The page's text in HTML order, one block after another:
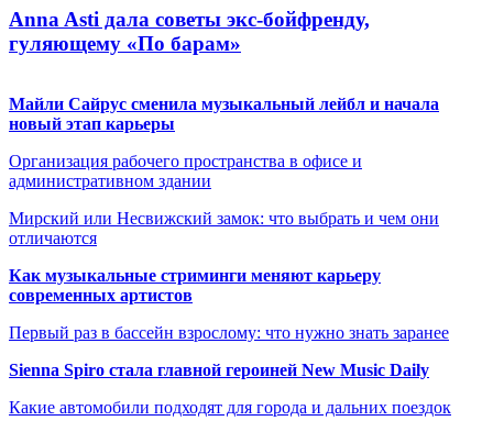
Anna Asti дала советы экс-бойфренду,
гуляющему «По барам»
Майли Сайрус сменила музыкальный лейбл и начала
новый этап карьеры
Организация рабочего пространства в офисе и
административном здании
Мирский или Несвижский замок: что выбрать и чем они
отличаются
Как музыкальные стриминги меняют карьеру
современных артистов
Первый раз в бассейн взрослому: что нужно знать заранее
Sienna Spiro стала главной героиней New Music Daily
Какие автомобили подходят для города и дальних поездок